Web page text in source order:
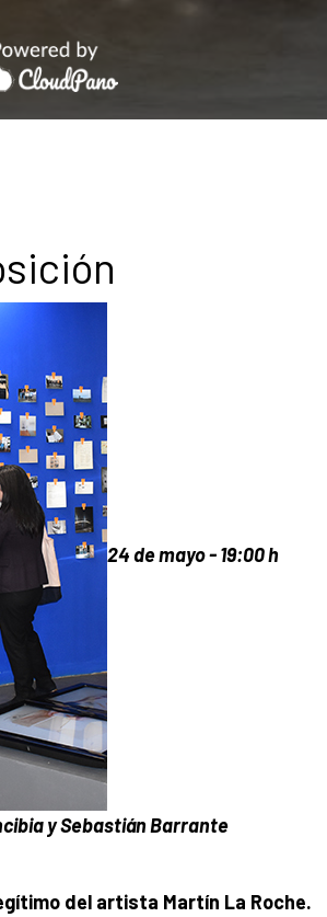
24 de mayo- 19:00 h
y Sebastián Barrante
del artista Martín La Roche.